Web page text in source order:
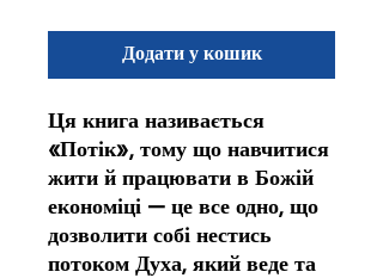
Додати у кошик
Ця книга називається
«Потік», тому що навчитися
жити й працювати в Божій
економіці — це все одно, що
дозволити собі нестись
потоком Духа, який веде та